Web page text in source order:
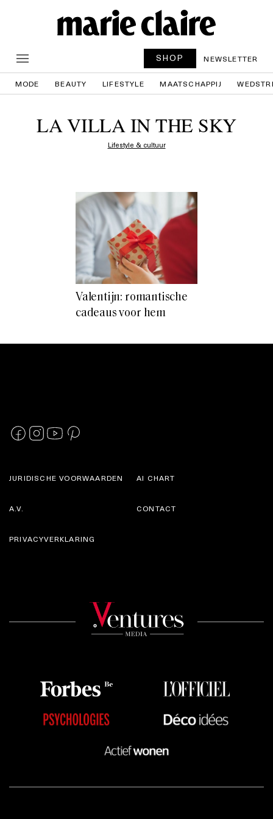
SHOP NEWSLETTER
MODE BEAUTY LIFESTYLE MAATSCHAPPIJ
LA VILLA IN THE SKY
Lifestyle & cultuur
Valentijn: romantische
cadeaus voor hem
JURIDISCHE VOORWAARDEN
A.V.
AI CHART
CONTACT
PRIVACYVERKLARING